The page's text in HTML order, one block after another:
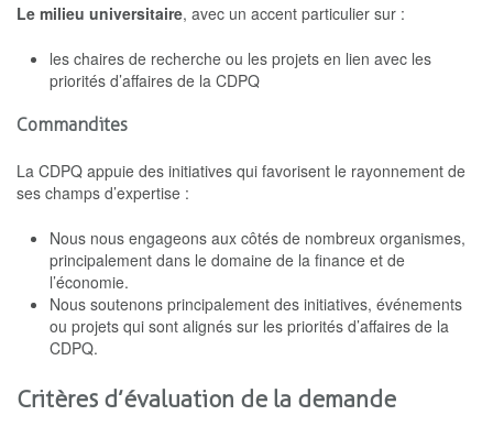
Le milieu universitaire, avec un accent particulier sur :
les chaires de recherche ou les projets en lien avec les
priorités d’affaires de la CDPQ
Commandites
La CDPQ appuie des initiatives qui favorisent le rayonnement de
ses champs d’expertise :
Nous nous engageons aux côtés de nombreux organismes,
principalement dans le domaine de la finance et de
l’économie.
Nous soutenons principalement des initiatives, événements
ou projets qui sont alignés sur les priorités d’affaires de la
CDPQ.
Critères d’évaluation de la demande